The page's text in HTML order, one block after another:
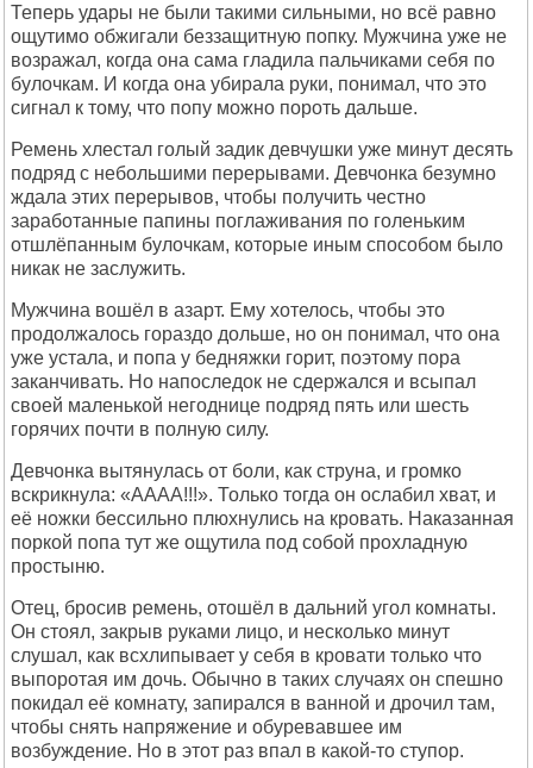
Теперь удары не были такими сильными, но всё равно
ощутимо обжигали беззащитную попку. Мужчина уже не
возражал, когда она сама гладила пальчиками себя по
булочкам. И когда она убирала руки, понимал, что это
сигнал к тому, что попу можно пороть дальше.
Ремень хлестал голый задик девчушки уже минут десять
подряд с небольшими перерывами. Девчонка безумно
ждала этих перерывов, чтобы получить честно
заработанные папины поглаживания по голеньким
отшлёпанным булочкам, которые иным способом было
никак не заслужить.
Мужчина вошёл в азарт. Ему хотелось, чтобы это
продолжалось гораздо дольше, но он понимал, что она
уже устала, и попа у бедняжки горит, поэтому пора
заканчивать. Но напоследок не сдержался и всыпал
своей маленькой негоднице подряд пять или шесть
горячих почти в полную силу.
Девчонка вытянулась от боли, как струна, и громко
вскрикнула: «АААА!!!». Только тогда он ослабил хват, и
её ножки бессильно плюхнулись на кровать. Наказанная
поркой попа тут же ощутила под собой прохладную
простыню.
Отец, бросив ремень, отошёл в дальний угол комнаты.
Он стоял, закрыв руками лицо, и несколько минут
слушал, как всхлипывает у себя в кровати только что
выпоротая им дочь. Обычно в таких случаях он спешно
покидал её комнату, запирался в ванной и дрочил там,
чтобы снять напряжение и обуревавшее им
возбуждение. Но в этот раз впал в какой-то ступор.